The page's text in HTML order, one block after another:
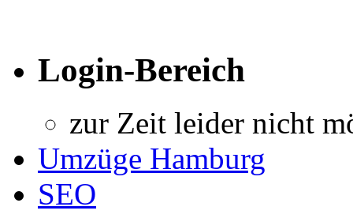
Login-Bereich
zur Zeit leider nicht
Umzüge Hamburg
SEO